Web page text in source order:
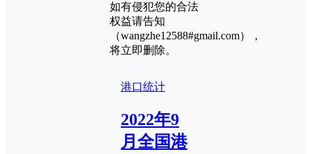
如有侵犯您的合法
权益请告知
（wangzhe12588#gmail.com），
将立即删除。
港口统计
2022年9
月全国港